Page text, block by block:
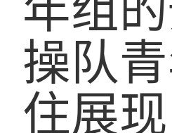
年组的
操队
住展